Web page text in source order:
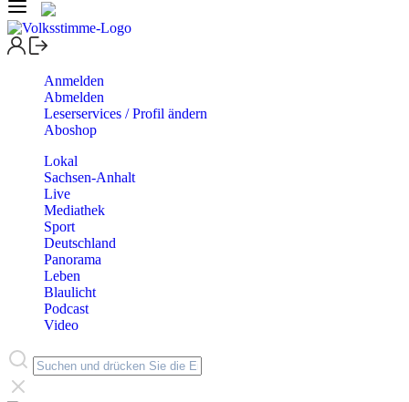
Anmelden
Abmelden
Leserservices / Profil ändern
Aboshop
Lokal
Sachsen-Anhalt
Live
Mediathek
Sport
Deutschland
Panorama
Leben
Blaulicht
Podcast
Video